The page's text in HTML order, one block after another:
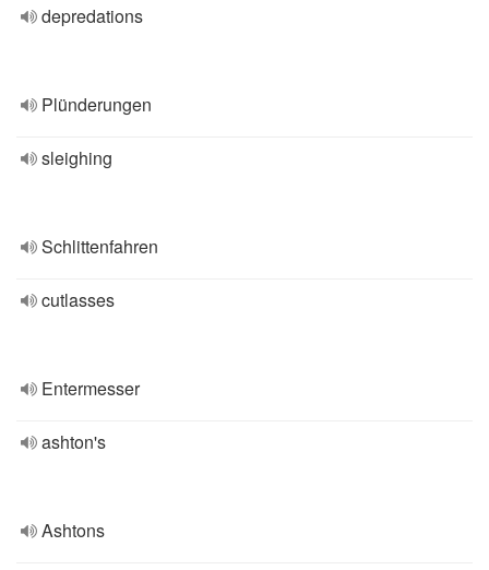
depredations
Plünderungen
sleighing
Schlittenfahren
cutlasses
Entermesser
ashton's
Ashtons